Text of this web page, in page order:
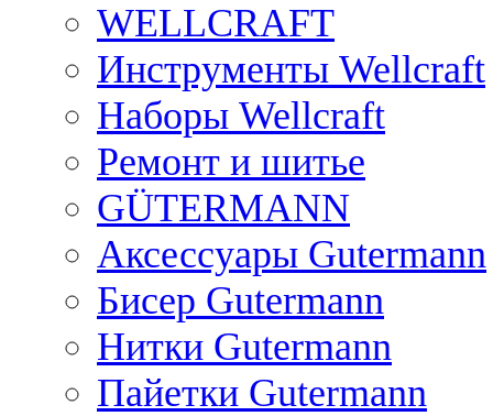
WELLCRAFT
Инструменты Wellcraft
Наборы Wellcraft
Ремонт и шитье
GÜTERMANN
Аксессуары Gutermann
Бисер Gutermann
Нитки Gutermann
Пайетки Gutermann